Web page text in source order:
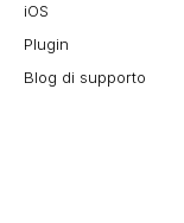
iOS
Plugin
Blog di supporto